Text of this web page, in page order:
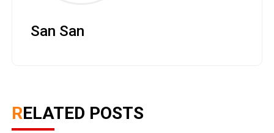
San San
RELATED POSTS